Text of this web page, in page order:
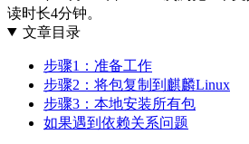
读时长4分钟。
文章目录
步骤1：准备工作
步骤2：将包复制到麒麟Linux
步骤3：本地安装所有包
如果遇到依赖关系问题